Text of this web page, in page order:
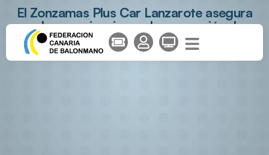
El Zonzamas Plus Car Lanzarote asegura
gol y experiencia con la renovación de
Gleinys Reyes